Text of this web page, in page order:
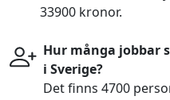
33900 kronor.
Hur många jobbar
i Sverige?
Det finns 4700